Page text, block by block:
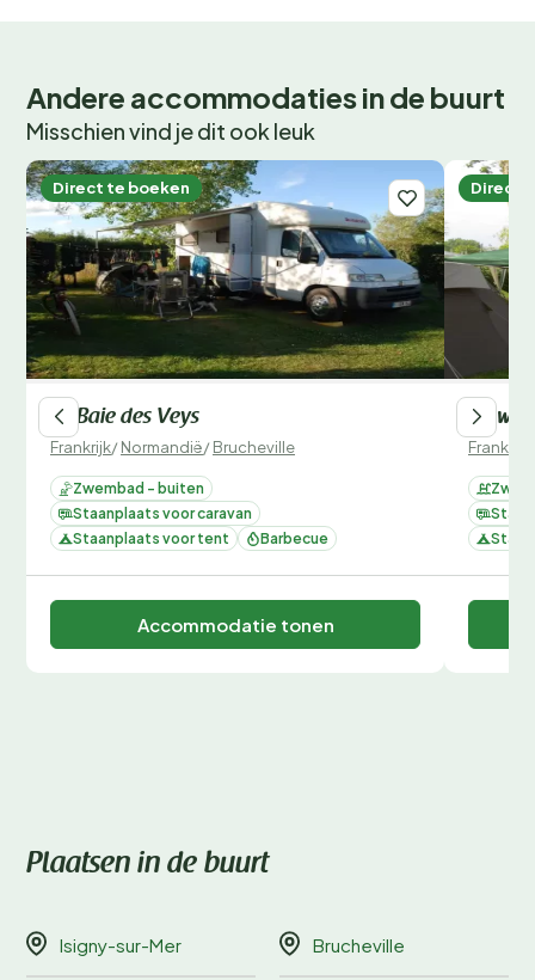
Andere accommodaties in de buurt
Misschien vind je dit ook leuk
Direct te boeken
La Baie des Veys
Frankrijk/Normandië/Brucheville
Zwembad - buiten
Staanplaats voor caravan
Staanplaats voor tent
Barbecue
Accommodatie tonen
Direct
Frankrijk
Plaatsen in de buurt
Isigny-sur-Mer Brucheville